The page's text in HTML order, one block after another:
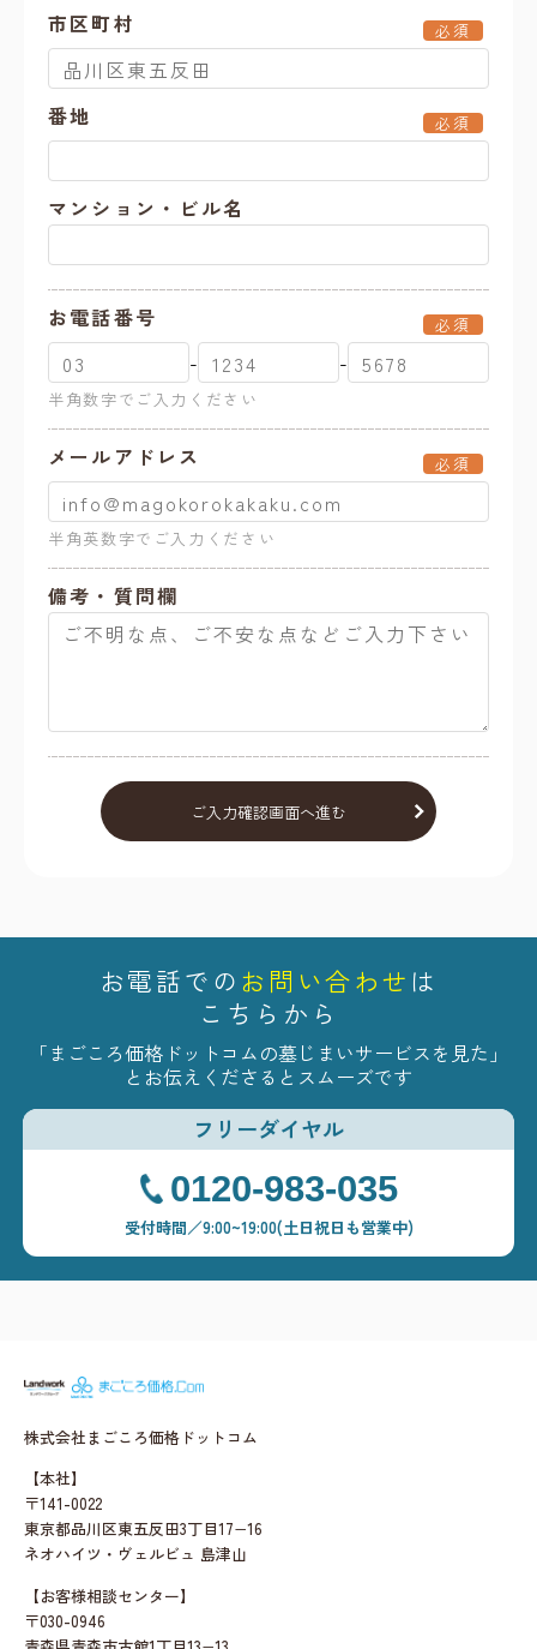
市区町村 必須
番地 必須
マンション・ビル名
お電話番号 必須
- -
半角数字でご入力ください
メールアドレス 必須
半角英数字でご入力ください
備考・質問欄
お電話での お 問 い合わせ は
こちらから
「まごころ価格ドットコムの墓じまいサービスを見た」
とお伝えくださるとスムーズです
フリーダイヤル
0120-983-035
受付時間／9:00~19:00(土日祝日も営業中)
株式会社まごころ価格ドットコム
【本社】
〒141-0022
東京都品川区東五反田3丁目17−16
ネオハイツ・ヴェルビュ 島津山
【お客様相談センター】
〒030-0946